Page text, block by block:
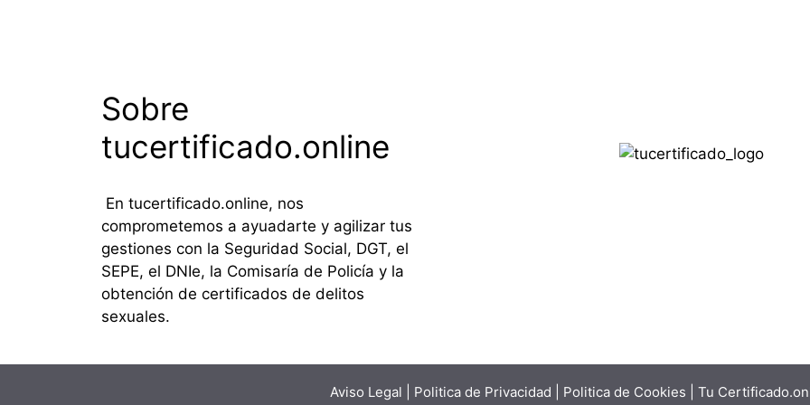
Sobre
tucertificado.online
En tucertificado.online, nos
comprometemos a ayuadarte y agilizar tus
gestiones con la Seguridad Social, DGT, el
SEPE, el DNIe, la Comisaría de Policía y la
obtención de certificados de delitos
sexuales.
Aviso Legal Politica de Privacidad Politica de Cookies | Tu